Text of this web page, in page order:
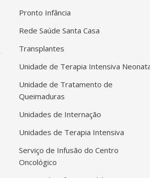
Pronto Infância
Rede Saúde Santa Casa
Transplantes
Unidade de Terapia Intensiva
Unidade de Tratamento de
Queimaduras
Unidades de Internação
Unidades de Terapia Intensiva
Serviço de Infusão do Centro
Oncológico